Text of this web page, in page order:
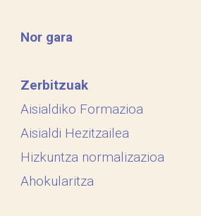
Nor gara
Zerbitzuak
Aisialdiko Formazioa
Aisialdi Hezitzailea
Hizkuntza normalizazioa
Ahokularitza